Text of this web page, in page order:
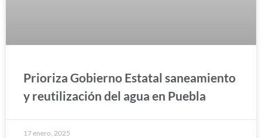
Prioriza Gobierno Estatal saneamiento
y reutilización del agua en Puebla
17 enero, 2025